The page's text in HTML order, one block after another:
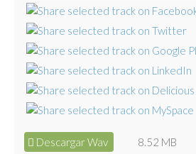
Descargar Wav 8.52 MB